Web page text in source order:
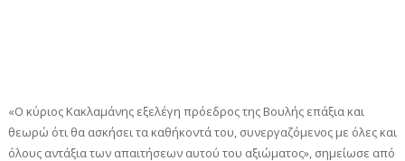
«Ο κύριος Κακλαμάνης εξελέγη πρόεδρος της Βουλής επάξια και
θεωρώ ότι θα ασκήσει τα καθήκοντά του, συνεργαζόμενος με όλες και
όλους αντάξια των απαιτήσεων αυτού του αξιώματος», σημείωσε από